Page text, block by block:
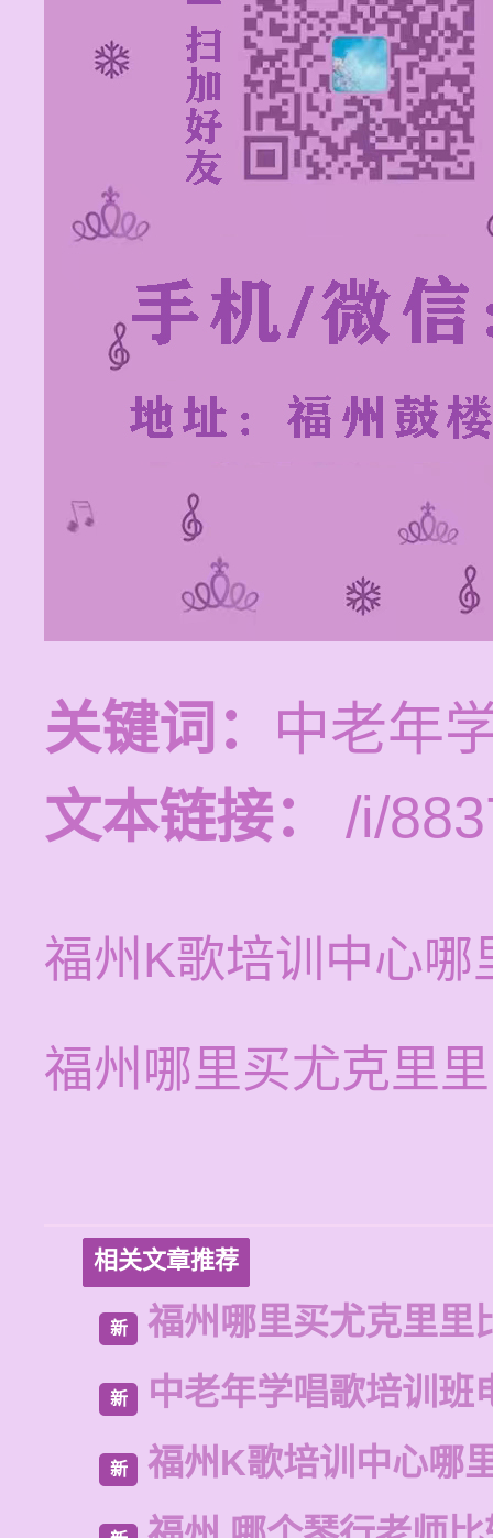
关键词： 中老年
文本链接：
/i/
福州K歌培训中心哪
福州哪里买尤克里
相关文章推荐
新 福州哪里买尤克里里
新 中老年学唱歌培训班
新 福州K歌培训中心哪